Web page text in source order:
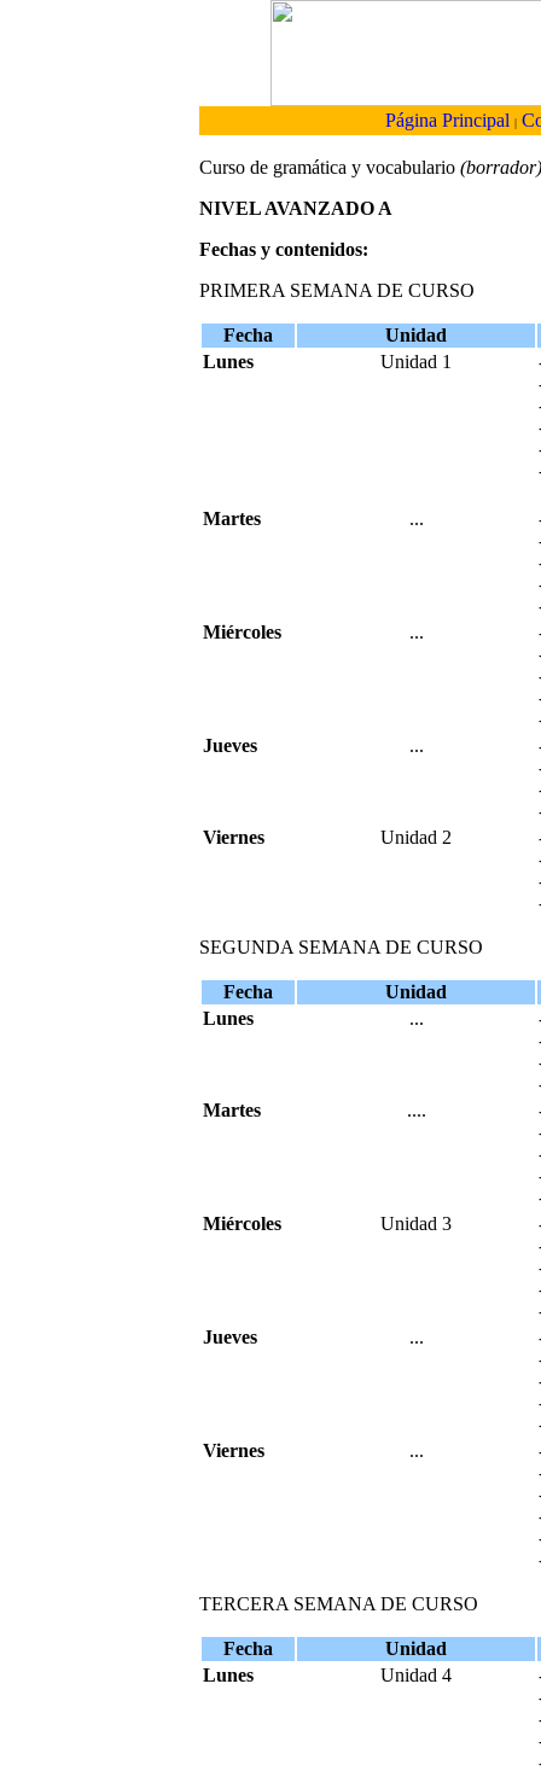
Página Principal |
Curso de gramática y vocabulario (borrador)
NIVEL AVANZADO A
Fechas y contenidos:
PRIMERA SEMANA DE CURSO
Fecha
Unidad
Lunes
Unidad 1
Martes ...
Miércoles
...
Jueves
...
Viernes
Unidad 2
SEGUNDA SEMANA DE CURSO
Fecha
Unidad
Lunes
...
Martes ....
Miércoles
Unidad 3
Jueves
...
Viernes
...
TERCERA SEMANA DE CURSO
Fecha
Unidad
Lunes
Unidad 4